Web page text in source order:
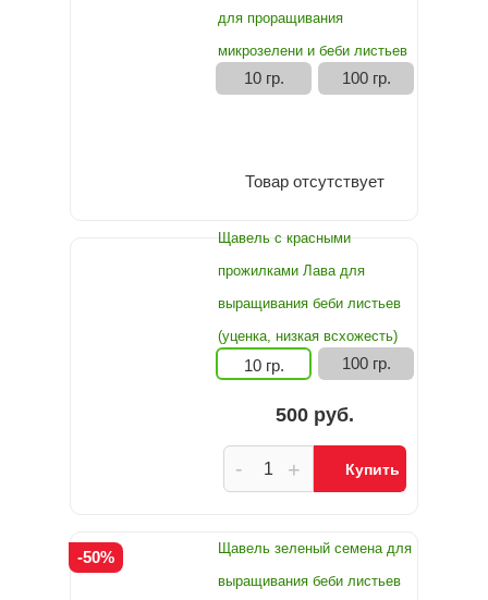
для проращивания
микрозелени и беби листьев
10 гр. 100 гр.
Товар отсутствует
Щавель с красными
прожилками Лава для
выращивания беби листьев
(уценка, низкая всхожесть)
10 гр. 100 гр.
500 руб.
+
- Купить
Щавель зеленый семена для
выращивания беби листьев
-50%